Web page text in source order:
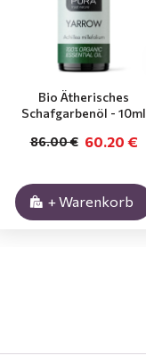
Bio Ätherisches
Schafgarbenöl - 10ml
60.20 €
86.00 €
+ Warenkorb